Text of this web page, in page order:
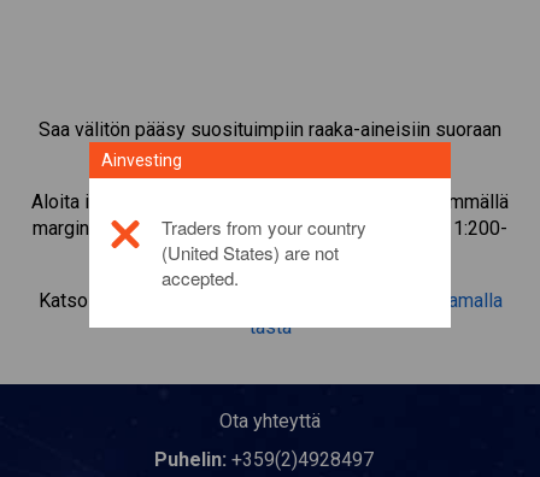
Saa välitön pääsy suosituimpiin raaka-aineisiin suoraan
CFD-kaupankäyntialustaltamme.
Aloita instrumentin
CFD-kaupankäynti pienimmällä
marginaalivakuudella, parhaalla toteutuksella, jopa 1:200-
vivulla.
Katso lisätietoa tästä sijoitustuotteesta
napsauttamalla
tästä
Ota yhteyttä
Puhelin: +359(2)4928497
Ainvesting
Traders from your country
(United States) are not
accepted.